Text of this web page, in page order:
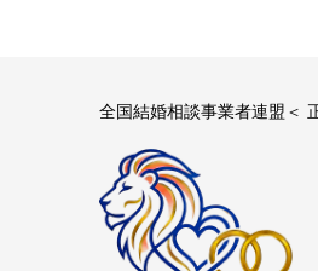
全国結婚相談事業者連盟＜